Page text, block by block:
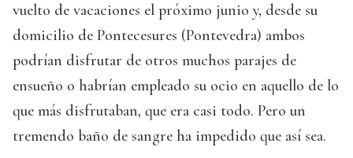
vuelto de vacaciones el próximo junio y, desde su
domicilio de Pontecesures (Pontevedra) ambos
podrían disfrutar de otros muchos parajes de
ensueño o habrían empleado su ocio en aquello de lo
que más disfrutaban, que era casi todo. Pero un
tremendo baño de sangre ha impedido que así sea.